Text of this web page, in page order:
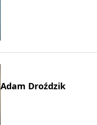
Adam Droździk